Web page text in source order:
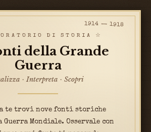
1914 — 1918
DI STORIA ☆
della Grande
Guerra
· Interpreta · Scopri
a te trovi nove fonti storiche
Guerra Mondiale. Osservale con